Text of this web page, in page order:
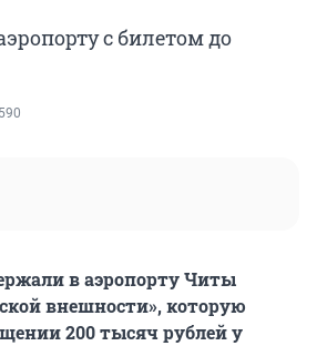
с билетом до
590
в аэропорту Читы
внешности», которую
200 тысяч рублей у